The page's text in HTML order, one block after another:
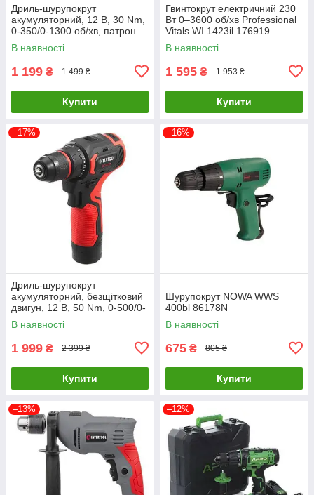
Дриль-шурупокрут
акумуляторний, 12 В, 30 Nm,
0-350/0-1300 об/хв, патрон
0,8-10 мм, 2,0 Аг, знімний
патрон INTERTOOL WT-0318
В наявності
1 199 ₴ 1 499 ₴
Купити
Гвинтокрут електричний 230
Вт 0‒3600 об/хв Professional
Vitals WI 1423il 176919
В наявності
1 595 ₴ 1 953 ₴
Купити
–17%
Дриль-шурупокрут
акумуляторний, безщітковий
двигун, 12 В, 50 Nm, 0-500/0-
1900 об/хв, патрон 0,8-10
мм, 2x2,0 Аг INTERTOOL WT-
В наявності
1 999 ₴ 2 399 ₴
Купити
–16%
Шурупокрут NOWA WWS
400bl 86178N
В наявності
675 ₴ 805 ₴
Купити
–13% –12%